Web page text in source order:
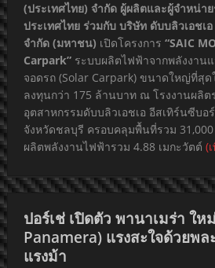
(ประเทศไทย) จำกัด ผู้ผลิตและผู้จำหน่า
ประเทศไทย ร่วมกับ บริษัท ดับบลิวเอชเ
จำกัด (มหาชน) เปิดโครงการ “SAIC
Carpark”ระบบผลิตไฟฟ้าจากพลังงาน
จอดรถ (Solar Carpark) ขนาดใหญ่ที่สุด
ลงทุนกว่า 175 ล้านบาท ณ โรงงานผลิต
อุตสาหกรรมดับบลิวเอชเอ อีสเทิร์นซีบอร์
จังหวัดชลบุรี ครอบคลุมพื้นที่รวม
ผลิตพลังงานไฟฟ้ารวม 4.88 เมกะวัตต์ (
ปอร์เช่ เปิดตัว พานาเมร่า ให
Panamera) แรงสะใจด้วยพล
แรงม้า